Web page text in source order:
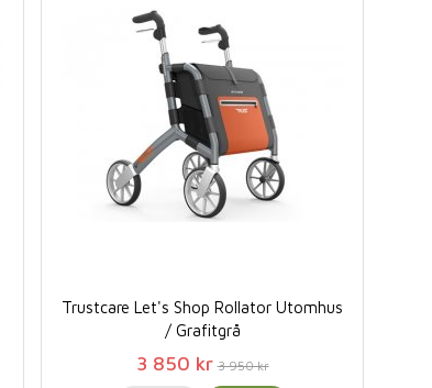
Trustcare Let's Shop Rollator Utomhus
/ Grafitgrå
3 850 kr 3 950 kr